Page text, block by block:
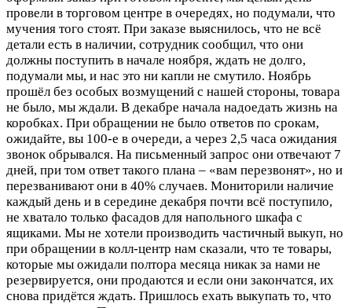
провели в торговом центре в очередях, но подумали, что
мучения того стоят. При заказе выяснилось, что не всё
детали есть в наличии, сотрудник сообщил, что они
должны поступить в начале ноября, ждать не долго,
подумали мы, и нас это ни капли не смутило. Ноябрь
прошёл без особых возмущений с нашей стороны, товара
не было, мы ждали. В декабре начала надоедать жизнь на
коробках. При обращении не было ответов по срокам,
ожидайте, вы 100-е в очереди, а через 2,5 часа ожидания
звонок обрывался. На письменный запрос они отвечают 7
дней, при том ответ такого плана – «вам перезвонят», но и
перезванивают они в 40% случаев. Мониторили наличие
каждый день и в середине декабря почти всё поступило,
не хватало только фасадов для напольного шкафа с
ящиками. Мы не хотели производить частичный выкуп, но
при обращении в колл-центр нам сказали, что те товары,
которые мы ожидали полтора месяца никак за нами не
резервируется, они продаются и если они закончатся, их
снова придётся ждать. Пришлось ехать выкупать то, что